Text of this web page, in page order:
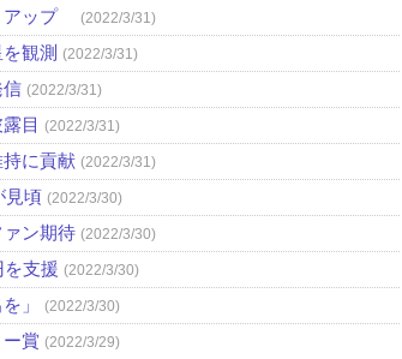
アップ (2022/3/31)
観測 (2022/3/31)
信 (2022/3/31)
目 (2022/3/31)
に貢献 (2022/3/31)
見頃 (2022/3/30)
ァン期待 (2022/3/30)
支援 (2022/3/30)
」 (2022/3/30)
賞 (2022/3/29)